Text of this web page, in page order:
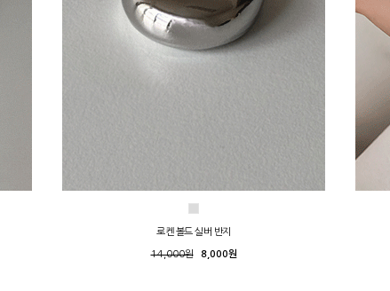
로켄 볼드 실버 반지
14,000원 8,000원